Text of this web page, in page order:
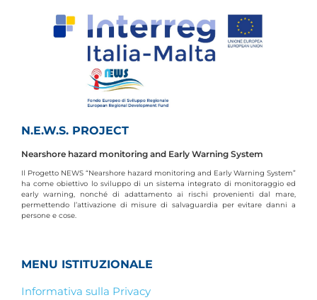
N.E.W.S. PROJECT
Nearshore hazard monitoring and Early Warning System
Il Progetto NEWS “Nearshore hazard monitoring and Early Warning System”
ha come obiettivo lo sviluppo di un sistema integrato di monitoraggio ed
early warning, nonché di adattamento ai rischi provenienti dal mare,
permettendo l’attivazione di misure di salvaguardia per evitare danni a
persone e cose.
MENU ISTITUZIONALE
Informativa sulla Privacy